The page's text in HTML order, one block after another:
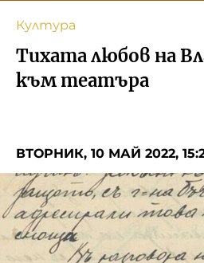
Музика
Спорт
Съвет за
БНР
БНР Новини
Детското.БНР
Култура
Тихата любов на
към театъра
ВТОРНИК, 10 МАЙ 2022,